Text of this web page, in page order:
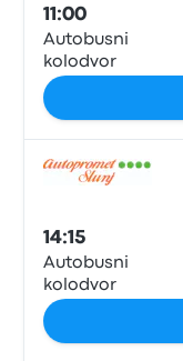
11:00
Autobusni
kolodvor
14:15
Autobusni
kolodvor